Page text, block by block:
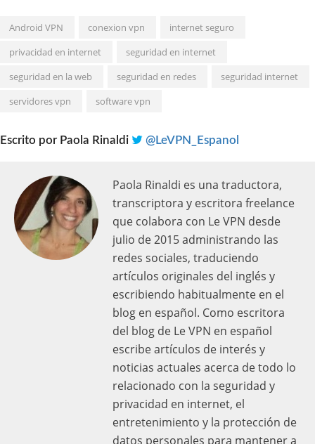
Android VPN conexion vpn
internet seguro
privacidad en internet
seguridad en internet
seguridad en la web
seguridad en redes
seguridad internet
servidores vpn
software vpn
Escrito porPaola Rinaldi @LeVPN_Espanol
Paola Rinaldi es una traductora,
transcriptora y escritora freelance
que colabora con Le VPN desde
julio de 2015 administrando las
redes sociales, traduciendo
artículos originales del inglés y
escribiendo habitualmente en el
blog en español. Como escritora
del blog de Le VPN en español
escribe artículos de interés y
noticias actuales acerca de todo lo
relacionado con la seguridad y
privacidad en internet, el
entretenimiento y la protección de
datos personales para mantener a